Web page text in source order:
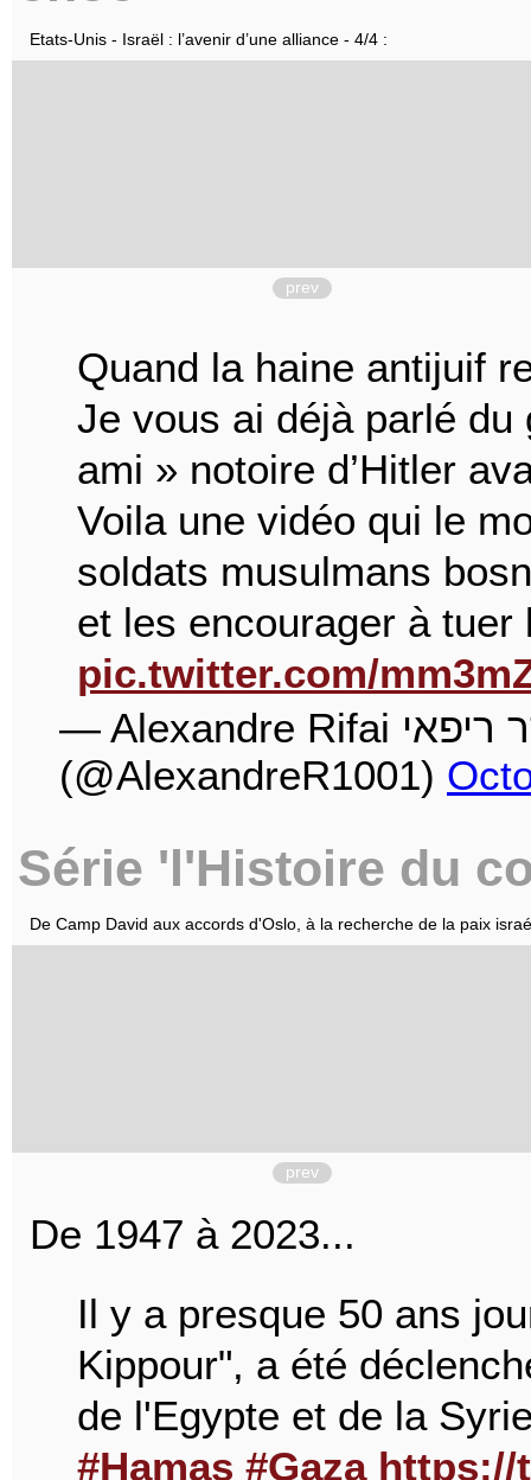
Etats-Unis - Israël : l’avenir d’une alliance - 4/4 :
prev
Quand la haine antijuif
Je vous ai déjà parlé
ami » notoire d’Hitler
Voila une vidéo qui le
soldats musulmans
et les encourager à
pic.twitter.com/
— Alexandre Rifai אלכסנדר ריפאי🇫🇷
(@AlexandreR1001)
Série 'l'Histoire du
De Camp David aux accords d'Oslo, à la recherche de la paix
prev
De 1947 à 2023...
Il y a presque 50 ans
Kippour", a été
de l'Egypte et de la
#Hamas #Gaza https://